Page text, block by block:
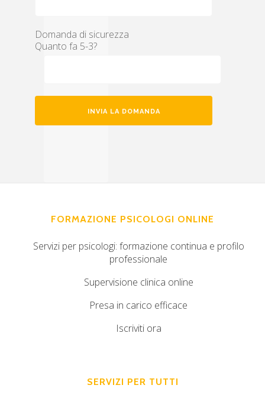
Domanda di sicurezza
Quanto fa 5-3?
FORMAZIONE PSICOLOGI ONLINE
Servizi per psicologi: formazione continua e profilo
professionale
Supervisione clinica online
Presa in carico efficace
Iscriviti ora
SERVIZI PER TUTTI